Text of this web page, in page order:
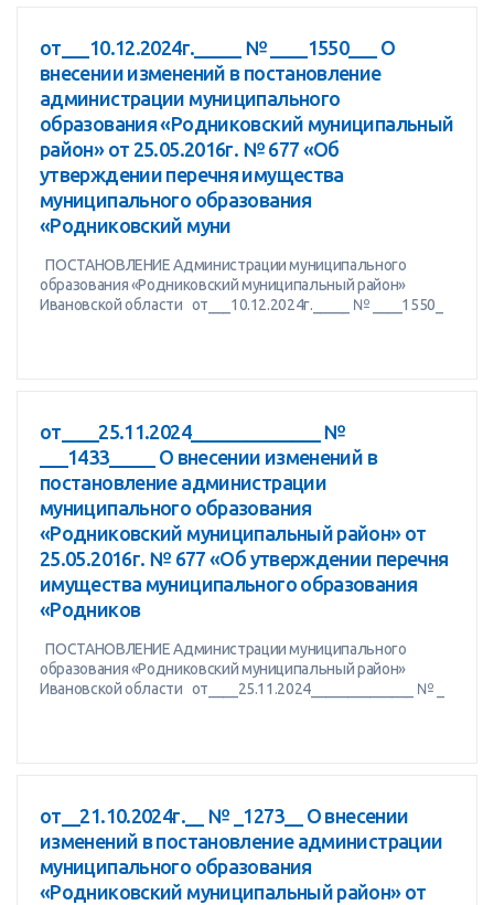
от___10.12.2024г._____ № ____1550___ О
внесении изменений в постановление
администрации муниципального
образования «Родниковский муниципальный
район» от 25.05.2016г. № 677 «Об
утверждении перечня имущества
муниципального образования
«Родниковский муни
ПОСТАНОВЛЕНИЕ Администрации муниципального
образования «Родниковский муниципальный район»
Ивановской области от___10.12.2024г._____ № ____1550_
от____25.11.2024______________ №
___1433_____ О внесении изменений в
постановление администрации
муниципального образования
«Родниковский муниципальный район» от
25.05.2016г. № 677 «Об утверждении перечня
имущества муниципального образования
«Родников
ПОСТАНОВЛЕНИЕ Администрации муниципального
образования «Родниковский муниципальный район»
Ивановской области от____25.11.2024______________ № _
от__21.10.2024г.__ № _1273__ О внесении
изменений в постановление администрации
муниципального образования
«Родниковский муниципальный район» от